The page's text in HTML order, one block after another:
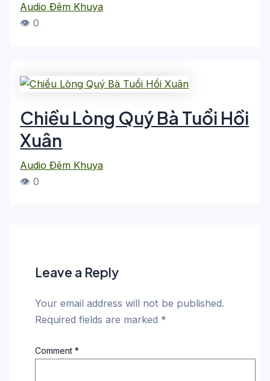
Audio Đêm Khuya
👁 0
Chiều Lòng Quý Bà Tuổi Hồi
Xuân
Audio Đêm Khuya
👁 0
Leave a Reply
Your email address will not be published.
Required fields are marked *
Comment *